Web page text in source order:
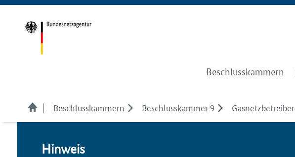
Beschlusskammern
Beschlusskammern Beschlusskammer 9 Gasnetzbetreiber
Hin­weis